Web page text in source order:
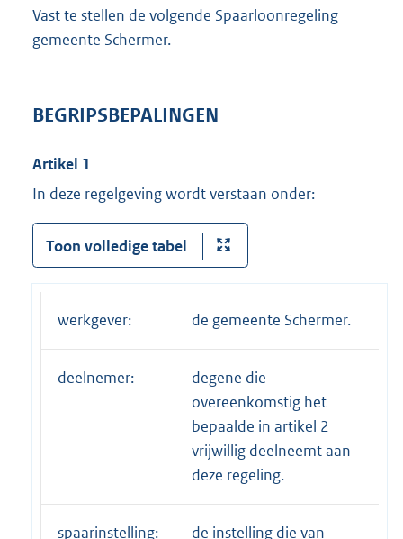
Vast te stellen de volgende Spaarloonregeling
gemeente Schermer.
BEGRIPSBEPALINGEN
Artikel 1
In deze regelgeving wordt verstaan onder:
Toon volledige tabel
werkgever: de gemeente Schermer.
deelnemer:
degene die
overeenkomstig het
bepaalde in artikel 2
vrijwillig deelneemt aan
deze regeling.
spaarinstelling:
de instelling die van